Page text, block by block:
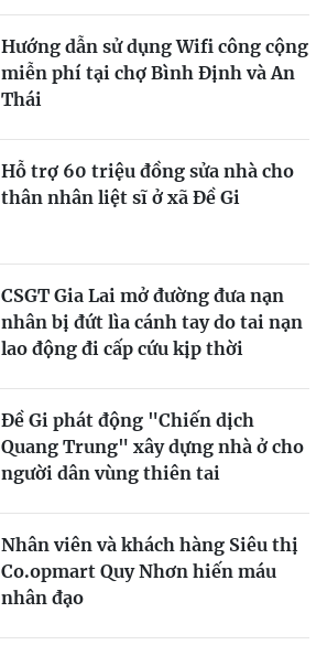
Hướng dẫn sử dụng Wifi công cộng
miễn phí tại chợ Bình Định và An
Thái
Hỗ trợ 60 triệu đồng sửa nhà cho
thân nhân liệt sĩ ở xã Đề Gi
CSGT Gia Lai mở đường đưa nạn
nhân bị đứt lìa cánh tay do tai nạn
lao động đi cấp cứu kịp thời
Đề Gi phát động "Chiến dịch
Quang Trung" xây dựng nhà ở cho
người dân vùng thiên tai
Nhân viên và khách hàng Siêu thị
Co.opmart Quy Nhơn hiến máu
nhân đạo